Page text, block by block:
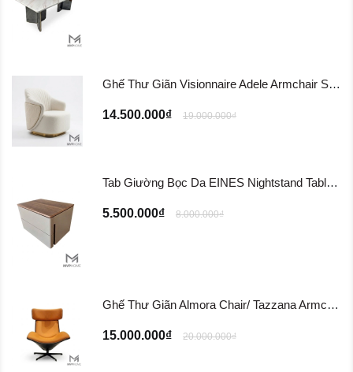
Ghế Thư Giãn Visionnaire Adele Armchair SFD11
14.500.000₫ 19.000.000₫
Tab Giường Bọc Da EINES Nightstand Table TG122
5.500.000₫ 8.000.000₫
Ghế Thư Giãn Almora Chair/ Tazzana Armchair GTG11
15.000.000₫ 20.000.000₫